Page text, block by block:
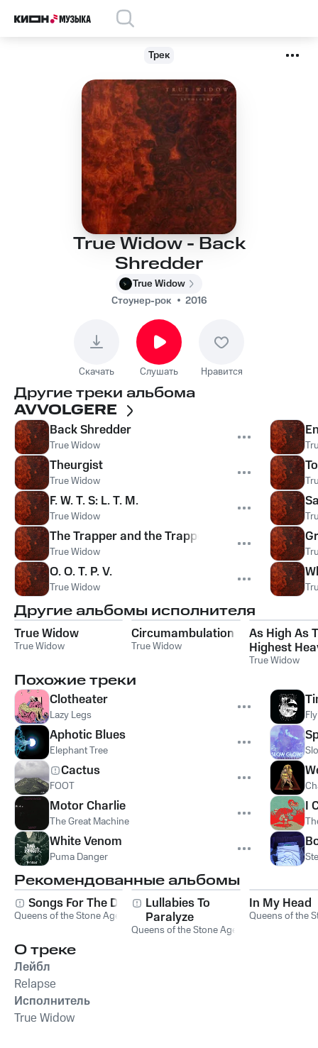
Трек
True Widow - Back
Shredder
True Widow
Стоунер-рок
2016
Скачать Слушать Нравится
Другие треки альбома
AVVOLGERE
Back Shredder
True Widow
Theurgist
True Widow
F. W. T. S: L. T. M.
True Widow
The Trapper and the Trapped
True Widow
O. O. T. P. V.
True Widow
Другие альбомы исполнителя
True Widow
True Widow
Circumambulation
True Widow
As High As
Highest
And From
The Earth
True Widow
Похожие треки
Clotheater
Lazy Legs
Aphotic Blues
Elephant Tree
Cactus
FOOT
Motor Charlie
The Great Machine
White Venom
Puma Danger
I
Рекомендованные альбомы
Songs For The Deaf
Queens of the Stone Age
Lullabies To
Paralyze
Queens of the Stone Age
In My Head
Queens of the
О треке
Лейбл
Relapse
Исполнитель
True Widow